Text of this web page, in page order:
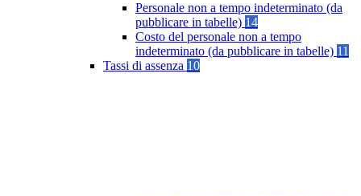
Personale non a tempo indeterminato (da
pubblicare in tabelle) 14
Costo del personale non a tempo
indeterminato (da pubblicare in tabelle) 11
Tassi di assenza 10